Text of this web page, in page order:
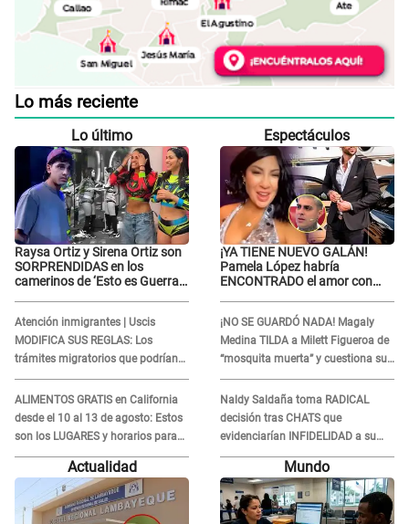
Lo más reciente
Lo último
Raysa Ortiz y Sirena Ortiz son
SORPRENDIDAS en los
camerinos de ‘Esto es Guerra’
Gabriel Moisés: “Gracias”
Atención inmigrantes | Uscis
MODIFICA SUS REGLAS: Los
trámites migratorios que podrían
necesitar tu prueba de ADN
ALIMENTOS GRATIS en California
desde el 10 al 13 de agosto: Estos
son los LUGARES y horarios para
recibir la ayuda
Espectáculos
¡YA TIENE NUEVO GALÁN!
Pamela López habría
ENCONTRADO el amor con
¡NO SE GUARDÓ NADA! Magaly
Medina TILDA a Milett Figueroa de
“mosquita muerta” y cuestiona su
RECONCILIACIÓN con Marcelo
Tinelli en TV argentina
Naldy Saldaña toma RADICAL
decisión tras CHATS que
evidenciarían INFIDELIDAD a su
novio con animador de 'La Bella
Luz': "Un día..."
Actualidad Mundo